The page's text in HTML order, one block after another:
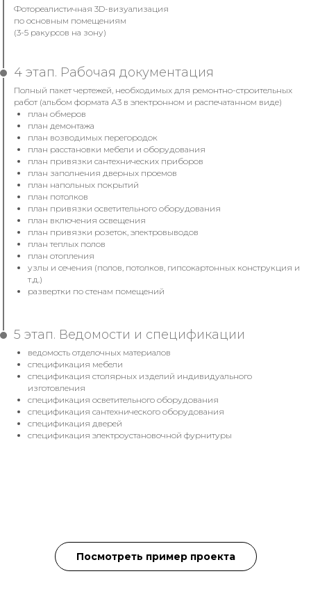
Фотореалистичная 3D-визуализация
по основным помещениям
(3-5 ракурсов на зону)
4 этап. Рабочая документация
Полный пакет чертежей, необходимых для ремонтно-строительных
работ (альбом формата А3 в электронном и распечатанном виде)
план обмеров
план демонтажа
план возводимых перегородок
план расстановки мебели и оборудования
план привязки сантехнических приборов
план заполнения дверных проемов
план напольных покрытий
план потолков
план привязки осветительного оборудования
план включения освещения
план привязки розеток, электровыводов
план теплых полов
план отопления
узлы и сечения (полов, потолков, гипсокартонных конструкция и
т.д.)
развертки по стенам помещений
5 этап. Ведомости и спецификации
ведомость отделочных материалов
спецификация мебели
спецификация столярных изделий индивидуального
изготовления
спецификация осветительного оборудования
спецификация сантехнического оборудования
спецификация дверей
спецификация электроустановочной фурнитуры
Посмотреть пример проекта